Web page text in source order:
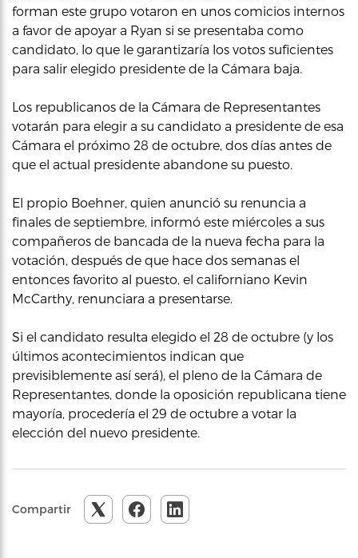
forman este grupo votaron en unos comicios internos
a favor de apoyar a Ryan si se presentaba como
candidato, lo que le garantizaría los votos suficientes
para salir elegido presidente de la Cámara baja.
Los republicanos de la Cámara de Representantes
votarán para elegir a su candidato a presidente de esa
Cámara el próximo 28 de octubre, dos días antes de
que el actual presidente abandone su puesto.
El propio Boehner, quien anunció su renuncia a
finales de septiembre, informó este miércoles a sus
compañeros de bancada de la nueva fecha para la
votación, después de que hace dos semanas el
entonces favorito al puesto, el californiano Kevin
McCarthy, renunciara a presentarse.
Si el candidato resulta elegido el 28 de octubre (y los
últimos acontecimientos indican que
previsiblemente así será), el pleno de la Cámara de
Representantes, donde la oposición republicana tiene
mayoría, procedería el 29 de octubre a votar la
elección del nuevo presidente.
Compartir